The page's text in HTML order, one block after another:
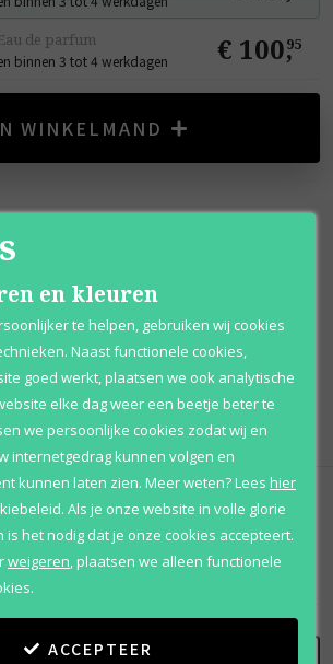
de parfum
binnen 3 tot 4 werkdagen € 100,
95
WINKELMAND
Al 12 jaar
Afhalen mogelijk
(0)
en kleuren
te helpen, gebruiken wij cookies
Naast functionele cookies,
goed werkt, plaatsen we ook analytische
elke dag weer een beetje beter te
we persoonlijke cookies zodat wij en
internetgedrag kunnen volgen en
kunnen laten zien. Meer weten?Lees hier
Als je onze website in volle glorie
is het nodig dat je onze cookies accepteert.
weigeren plaatsen we alleen functionele
ACCEPTEER